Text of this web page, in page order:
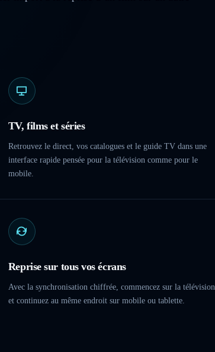
TV, films et séries
Retrouvez le direct, vos catalogues et le guide TV dans une
interface rapide pensée pour la télévision comme pour le
mobile.
Reprise sur tous vos écrans
Avec la synchronisation chiffrée, commencez sur la télévision
et continuez au même endroit sur mobile ou tablette.